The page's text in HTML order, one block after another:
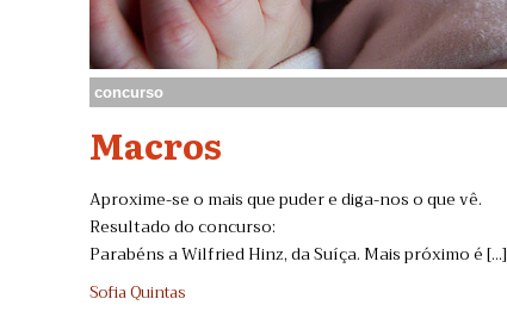
concurso
Macros
Aproxime-se o mais que puder e diga-nos o que vê.
Resultado do concurso:
Parabéns a Wilfried Hinz, da Suíça. Mais próximo é [...]
Sofia Quintas